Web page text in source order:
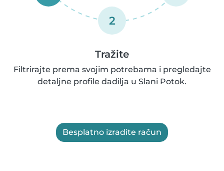
2
Tražite
Filtrirajte prema svojim potrebama i pregledajte
detaljne profile dadilja u Slani Potok.
Besplatno izradite račun